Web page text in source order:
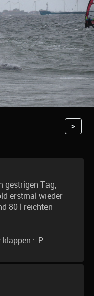
>
gestrigen Tag,
erstmal wieder
80 l reichten
:-P ...